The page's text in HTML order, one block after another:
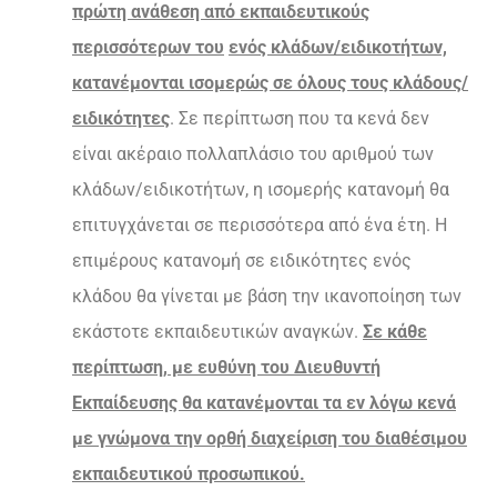
πρώτη ανάθεση από εκπαιδευτικούς
περισσότερων του ενός κλάδων/ειδικοτήτων,
κατανέμονται ισομερώς σε όλους τους κλάδους/
ειδικότητες. Σε περίπτωση που τα κενά δεν
είναι ακέραιο πολλαπλάσιο του αριθμού των
κλάδων/ειδικοτήτων, η ισομερής κατανομή θα
επιτυγχάνεται σε περισσότερα από ένα έτη. Η
επιμέρους κατανομή σε ειδικότητες ενός
κλάδου θα γίνεται με βάση την ικανοποίηση των
εκάστοτε εκπαιδευτικών αναγκών. Σε κάθε
περίπτωση, με ευθύνη του Διευθυντή
Εκπαίδευσης θα κατανέμονται τα εν λόγω κενά
με γνώμονα την ορθή διαχείριση του διαθέσιμου
εκπαιδευτικού προσωπικού.